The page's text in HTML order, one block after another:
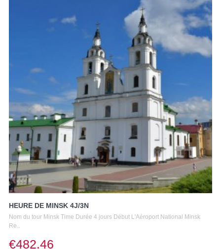
HEURE DE MINSK 4J/3N
Nom du tour Minsk Time Durée 4 jours Début L'Aéroport National Minsk
Re..
€482.46